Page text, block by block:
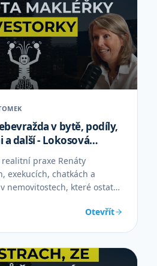
v bytě, podíly,
Lokosová
praxe Renáty
exekucích, chatkách a
nemovitostech, které ostatní
Otevřít